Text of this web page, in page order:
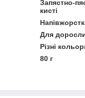
Запястно-
кисті
Для
Різні
80 г